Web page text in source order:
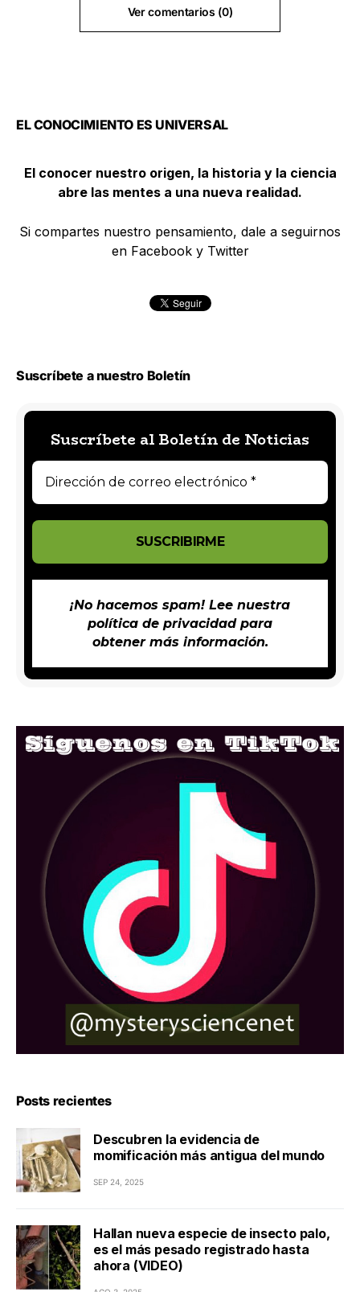
Ver comentarios (0)
EL CONOCIMIENTO ES UNIVERSAL
El conocer nuestro origen, la historia y la ciencia
abre las mentes a una nueva realidad.
Si compartes nuestro pensamiento, dale a seguirnos
en Facebook y Twitter
Suscríbete a nuestro Boletín
Suscríbete al Boletín de Noticias
¡No hacemos spam! Lee nuestra
política de privacidadpara
obtener más información.
Posts recientes
Descubren la evidencia de
momificación más antigua del mundo
SEP 24, 2025
Hallan nueva especie de insecto palo,
es el más pesado registrado hasta
ahora (VIDEO)